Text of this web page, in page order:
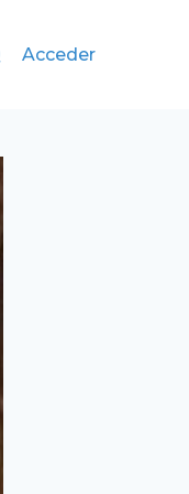
Acceder